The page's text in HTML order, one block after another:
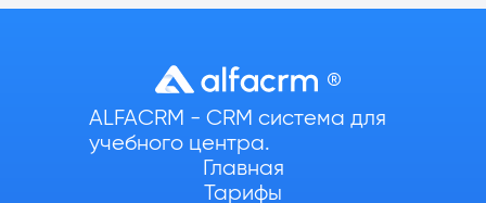
ALFACRM - CRM система для
учебного центра.
Главная
Тарифы